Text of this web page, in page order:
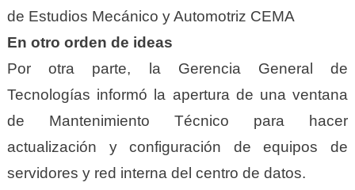
de Estudios Mecánico y Automotriz CEMA
En otro orden de ideas
Por otra parte, la Gerencia General de
Tecnologías informó la apertura de una ventana
de Mantenimiento Técnico para hacer
actualización y configuración de equipos de
servidores y red interna del centro de datos.